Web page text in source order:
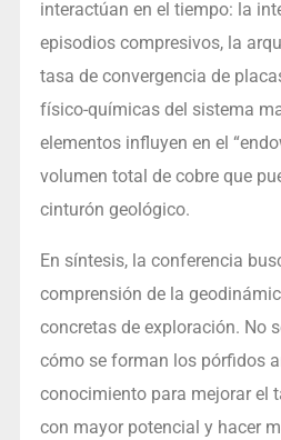
interactúan en el tiempo: la
episodios compresivos, la
tasa de convergencia de
físico-químicas del sistema
elementos influyen en el
volumen total de cobre que
cinturón geológico.
En síntesis, la conferencia
comprensión de la
concretas de exploración. No
cómo se forman los pórfidos
conocimiento para mejorar el
con mayor potencial y hacer